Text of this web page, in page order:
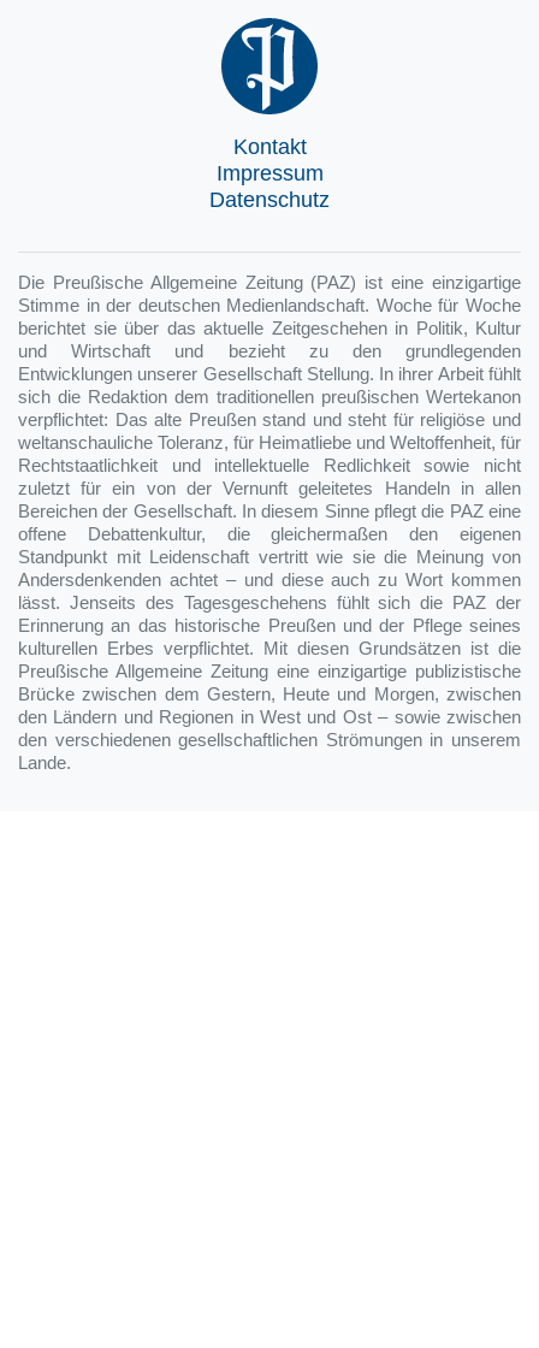
Kontakt
Impressum
Datenschutz
Die Preußische Allgemeine Zeitung (PAZ) ist eine einzigartige
Stimme in der deutschen Medienlandschaft. Woche für Woche
berichtet sie über das aktuelle Zeitgeschehen in Politik, Kultur
und Wirtschaft und bezieht zu den grundlegenden
Entwicklungen unserer Gesellschaft Stellung. In ihrer Arbeit fühlt
sich die Redaktion dem traditionellen preußischen Wertekanon
verpflichtet: Das alte Preußen stand und steht für religiöse und
weltanschauliche Toleranz, für Heimatliebe und Weltoffenheit, für
Rechtstaatlichkeit und intellektuelle Redlichkeit sowie nicht
zuletzt für ein von der Vernunft geleitetes Handeln in allen
Bereichen der Gesellschaft. In diesem Sinne pflegt die PAZ eine
offene Debattenkultur, die gleichermaßen den eigenen
Standpunkt mit Leidenschaft vertritt wie sie die Meinung von
Andersdenkenden achtet – und diese auch zu Wort kommen
lässt. Jenseits des Tagesgeschehens fühlt sich die PAZ der
Erinnerung an das historische Preußen und der Pflege seines
kulturellen Erbes verpflichtet. Mit diesen Grundsätzen ist die
Preußische Allgemeine Zeitung eine einzigartige publizistische
Brücke zwischen dem Gestern, Heute und Morgen, zwischen
den Ländern und Regionen in West und Ost – sowie zwischen
den verschiedenen gesellschaftlichen Strömungen in unserem
Lande.